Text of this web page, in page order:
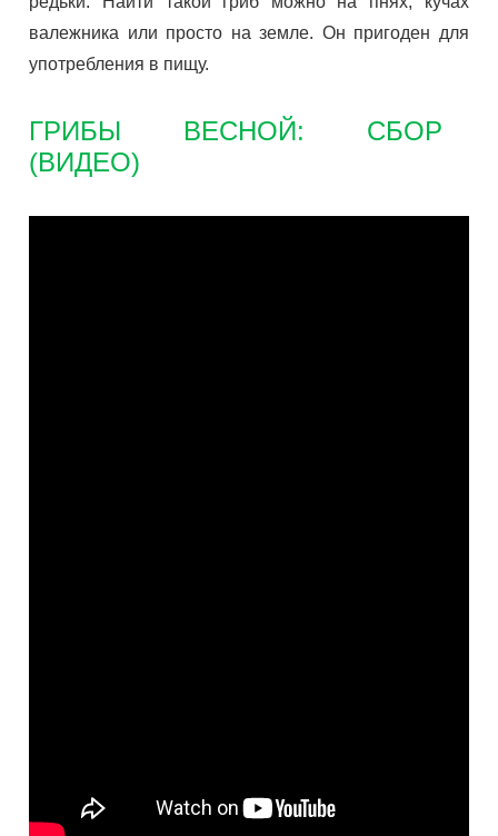
валежника или просто на земле. Он пригоден для
употребления в пищу.
ГРИБЫ ВЕСНОЙ: СБОР
(ВИДЕО)